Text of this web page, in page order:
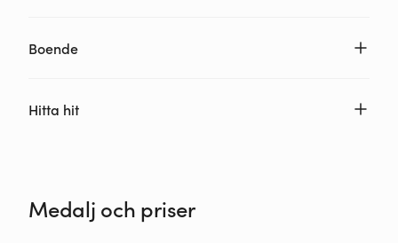
Boende
Hitta hit
Medalj och priser